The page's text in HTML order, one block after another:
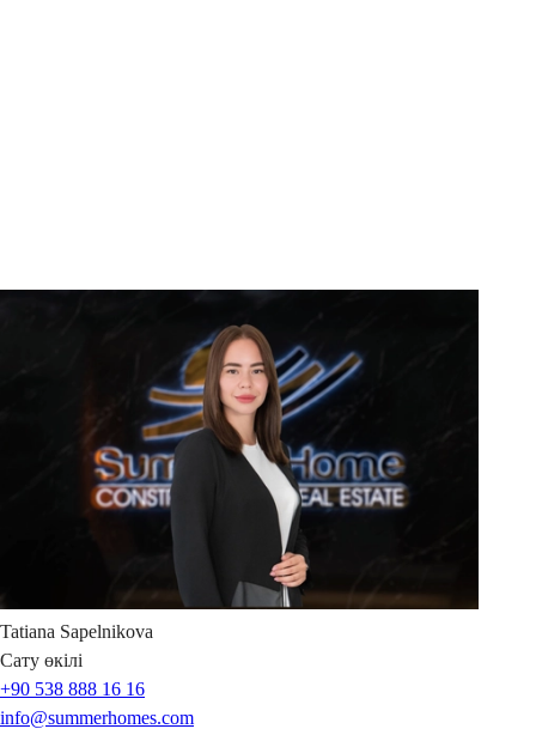
Tatiana Sapelnikova
Сату өкілі
+90 538 888 16 16
info@summerhomes.com